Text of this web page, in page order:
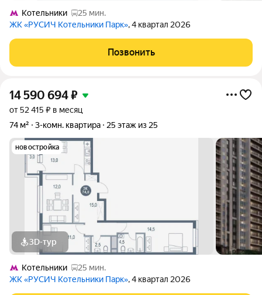
Котельники
25 мин.
ЖК «РУСИЧ Котельники Парк», 4 квартал 2026
Позвонить
14 590 694₽
от 52 415 ₽ в месяц
74 м²
3-комн. квартира 25 этаж из 25
новостройка
3D-тур
Котельники
25 мин.
ЖК «РУСИЧ Котельники Парк», 4 квартал 2026